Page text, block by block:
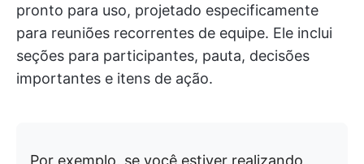
pronto para uso, projetado especificamente
para reuniões recorrentes de equipe. Ele inclui
seções para participantes, pauta, decisões
importantes e itens de ação.
Por exemplo, se você estiver realizando